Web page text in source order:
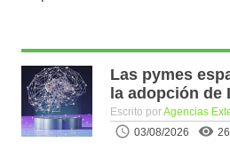
Las pymes
la adopción de
Escrito porAgencias
03/08/2026